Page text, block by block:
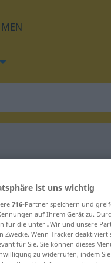
für "Distanz"
ist uns wichtig
716-Partner speichern und
auf Ihrem Gerät zu.
für die unter „Wir und unsere
Zwecke. Wenn Tracker
für Sie. Sie können dieses
zu widerrufen, indem